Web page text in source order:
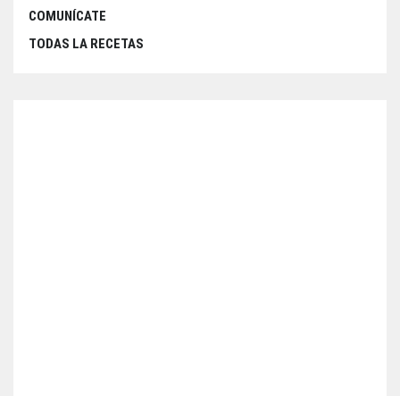
COMUNÍCATE
TODAS LA RECETAS